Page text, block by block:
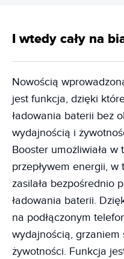
I wtedy cały na
Nowością
jest funkcja, dzięki
ładowania baterii bez
wydajnością i
Booster umożliwiała
przepływem energii, w
zasilała bezpośrednio
ładowania baterii.
na podłączonym
wydajnością,
żywotności. Funkcja